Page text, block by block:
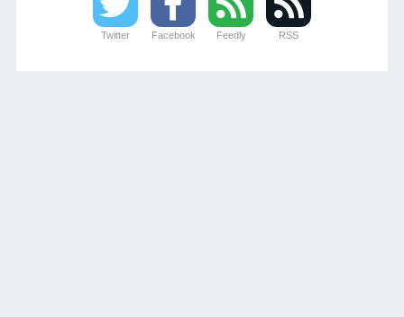
Twitter Facebook Feedly RSS